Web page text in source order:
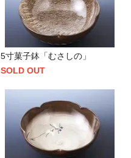
5寸菓子鉢「むさしの」
SOLD OUT